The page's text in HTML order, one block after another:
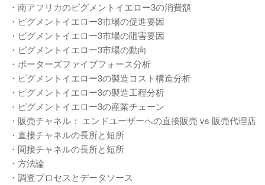
・南アフリカのピグメントイエロー3の消費額
・ピグメントイエロー3市場の促進要因
・ピグメントイエロー3市場の阻害要因
・ピグメントイエロー3市場の動向
・ポーターズファイブフォース分析
・ピグメントイエロー3の製造コスト構造分析
・ピグメントイエロー3の製造工程分析
・ピグメントイエロー3の産業チェーン
・販売チャネル： エンドユーザーへの直接販売 vs 販売代理店
・直接チャネルの長所と短所
・間接チャネルの長所と短所
・方法論
・調査プロセスとデータソース